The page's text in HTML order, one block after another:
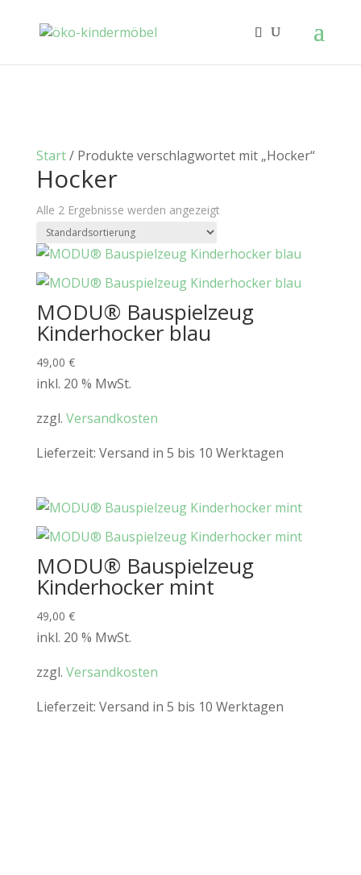
Start/ Produkte verschlagwortet mit „Hocker“
Hocker
Alle 2 Ergebnisse werden angezeigt
MODU® Bauspielzeug
Kinderhocker blau
49,00 €
inkl. 20 % MwSt.
zzgl. Versandkosten
Lieferzeit: Versand in 5 bis 10 Werktagen
MODU® Bauspielzeug
Kinderhocker mint
49,00 €
inkl. 20 % MwSt.
zzgl. Versandkosten
Lieferzeit: Versand in 5 bis 10 Werktagen